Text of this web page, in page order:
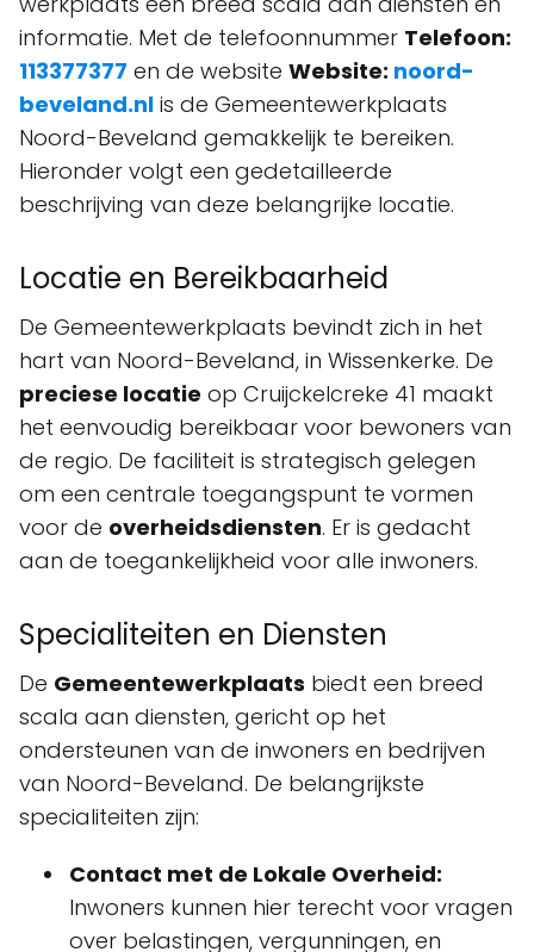
informatie. Met de telefoonnummer Telefoon:
113377377 en de website Website: noord-
beveland.nl is de Gemeentewerkplaats
Noord-Beveland gemakkelijk te bereiken.
Hieronder volgt een gedetailleerde
beschrijving van deze belangrijke locatie.
Locatie en Bereikbaarheid
De Gemeentewerkplaats bevindt zich in het
hart van Noord-Beveland, in Wissenkerke. De
preciese locatie op Cruijckelcreke 41 maakt
het eenvoudig bereikbaar voor bewoners van
de regio. De faciliteit is strategisch gelegen
om een centrale toegangspunt te vormen
voor de overheidsdiensten. Er is gedacht
aan de toegankelijkheid voor alle inwoners.
Specialiteiten en Diensten
De Gemeentewerkplaats biedt een breed
scala aan diensten, gericht op het
ondersteunen van de inwoners en bedrijven
van Noord-Beveland. De belangrijkste
specialiteiten zijn:
Contact met de Lokale Overheid:
Inwoners kunnen hier terecht voor vragen
over belastingen, vergunningen, en